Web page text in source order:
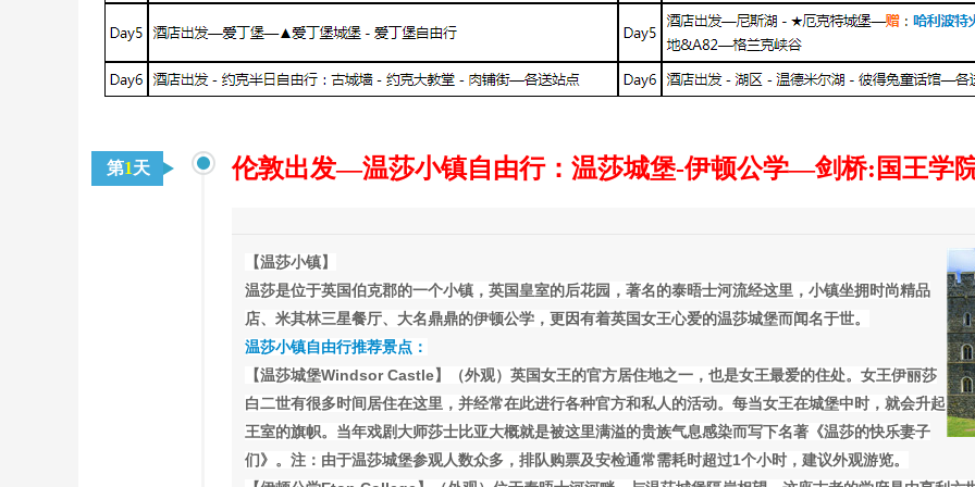
第1天 伦敦出发—温莎小镇自由行：温莎城堡-伊顿公学—剑桥:国王学
【温莎小镇】
温莎是位于英国伯克郡的一个小镇，英国皇室的后花园，著名的泰晤士河流经这里，小镇坐拥时尚精品
店、米其林三星餐厅、大名鼎鼎的伊顿公学，更因有着英国女王心爱的温莎城堡而闻名于世。
温莎小镇自由行推荐景点：
【温莎城堡Windsor Castle】（外观） 英国女王的官方居住地之一，也是女王最爱的住处。女王伊丽莎
白二世有很多时间居住在这里，并经常在此进行各种官方和私人的活动。每当女王在城堡中时，就会升起
王室的旗帜。当年戏剧大师莎士比亚大概就是被这里满溢的贵族气息感染而写下名著《温莎的快乐妻子
们》。注：由于温莎城堡参观人数众多，排队购票及安检通常需耗时超过1个小时，建议外观游览。